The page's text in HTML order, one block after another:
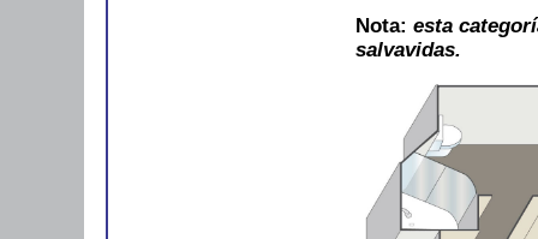
Nota: esta
salvavidas.